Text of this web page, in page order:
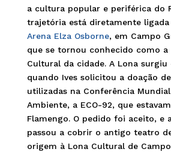
a cultura popular e periférica do
trajetória está diretamente ligada
Arena Elza Osborne, em Campo
que se tornou conhecido como a
Cultural da cidade. A Lona surgiu
quando Ives solicitou a doação
utilizadas na Conferência
Ambiente, a ECO-92, que
Flamengo. O pedido foi aceito, e
passou a cobrir o antigo teatro
origem à Lona Cultural de